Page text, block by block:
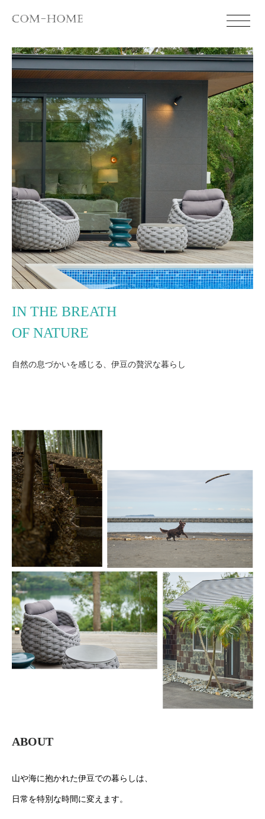
IN THE BREATH
OF NATURE
自然の息づかいを感じる、伊豆の贅沢な暮らし
ABOUT
山や海に抱かれた伊豆での暮らしは、
日常を特別な時間に変えます。